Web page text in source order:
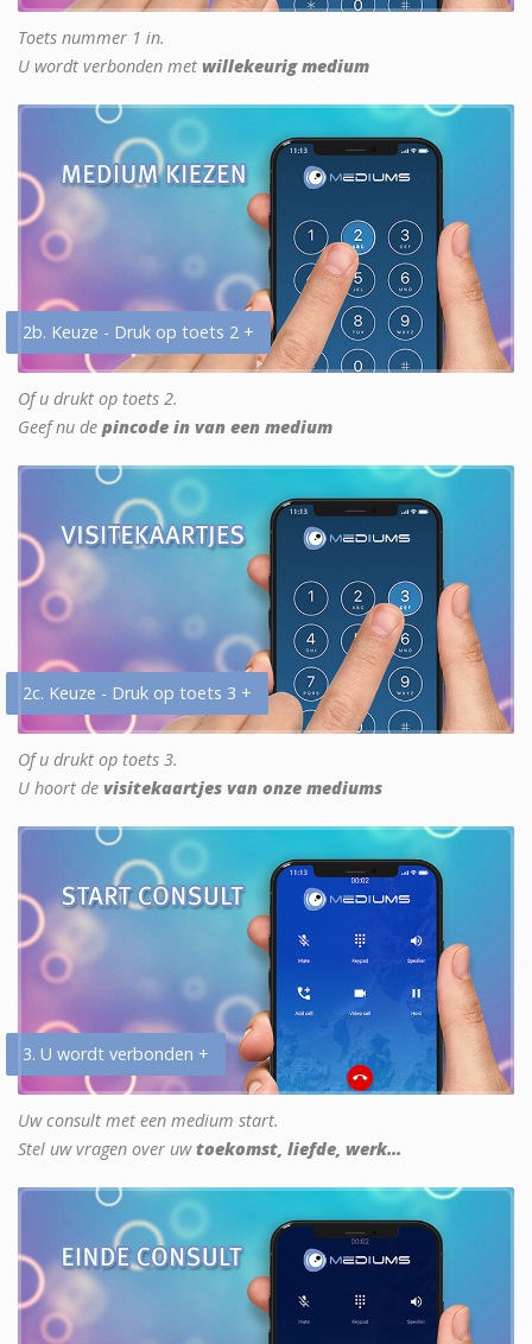
Toets nummer 1 in.
U wordt verbonden met willekeurig medium
2b. Keuze - Druk op toets 2 +
Of u drukt op toets 2.
Geef nu de pincode in van een medium
2c. Keuze - Druk op toets 3 +
Of u drukt op toets 3.
U hoort de visitekaartjes van onze mediums
3. U wordt verbonden +
Uw consult met een medium start.
Stel uw vragen over uwtoekomst, liefde, werk...